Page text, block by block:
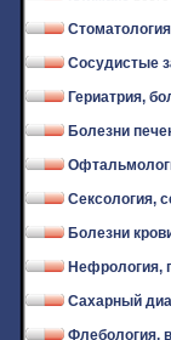
Стоматология
Сосудистые
Гериатрия,
Болезни
Сексология,
Болезни
Нефрология,
Сахарный
Флебология,